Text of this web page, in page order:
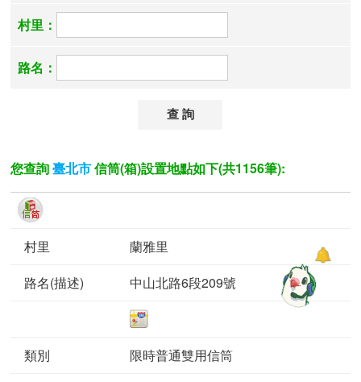
村里：
路名：
您查詢臺北市 信筒(箱)設置地點如下(共1156筆):
蘭雅里
中山北路6段209號
限時普通雙用信筒